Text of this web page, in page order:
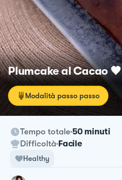
Plumcake al Cacao 🤎
Modalità passo passo
Tempo totale 50 minuti
Difficoltà Facile
Healthy